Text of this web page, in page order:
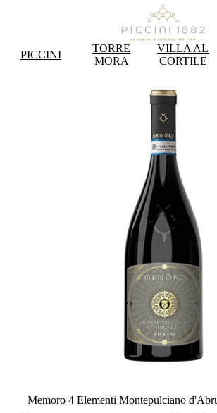
PICCINI
TORRE
MORA
VILLA AL
CORTILE
Memoro 4 Elementi Montepulciano